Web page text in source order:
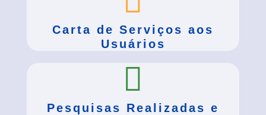
Carta de Serviços aos
Usuários
Pesquisas Realizadas e